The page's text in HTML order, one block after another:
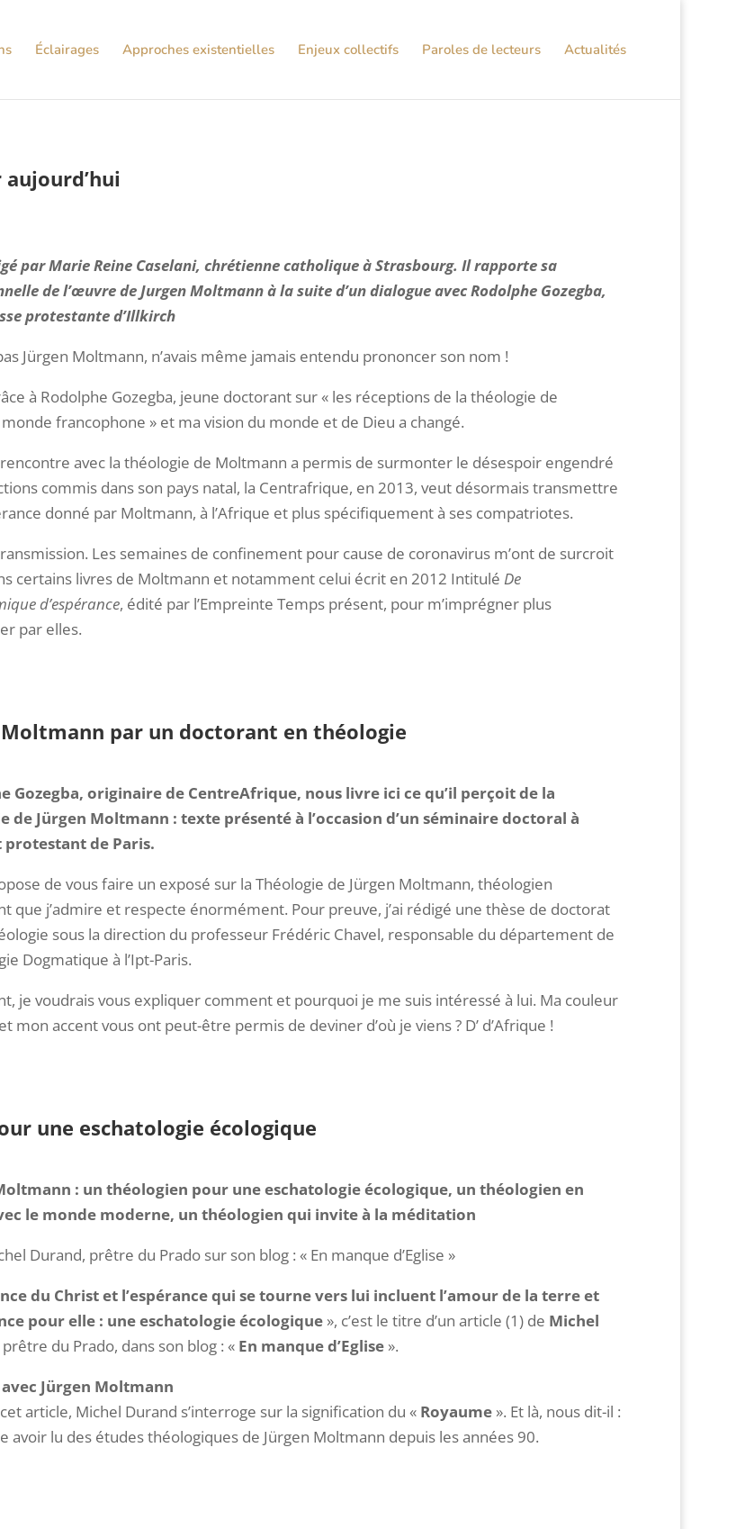
Éclairages Approches existentielles Enjeux collectifs Paroles de lecteurs Actualités
par Marie Reine Caselani, chrétienne catholique à Strasbourg. Il rapporte sa
de l’œuvre de Jurgen Moltmann à la suite d’un dialogue avec Rodolphe Gozegba,
protestante d’Illkirch
Jürgen Moltmann, n’avais même jamais entendu prononcer son nom !
à Rodolphe Gozegba, jeune doctorant sur « les réceptions de la théologie de
francophone » et ma vision du monde et de Dieu a changé.
avec la théologie de Moltmann a permis de surmonter le désespoir engendré
commis dans son pays natal, la Centrafrique, en 2013, veut désormais transmettre
donné par Moltmann, à l’Afrique et plus spécifiquement à ses compatriotes.
Les semaines de confinement pour cause de coronavirus m’ont de surcroit
certains livres de Moltmann et notamment celui écrit en 2012 Intitulé De
d’espérance, édité par l’Empreinte Temps présent, pour m’imprégner plus
par elles.
Moltmann par un doctorant en théologie
Gozegba, originaire de CentreAfrique, nous livre ici ce qu’il perçoit de la
de Jürgen Moltmann : texte présenté à l’occasion d’un séminaire doctoral à
protestant de Paris.
de vous faire un exposé sur la Théologie de Jürgen Moltmann, théologien
que j’admire et respecte énormément. Pour preuve, j’ai rédigé une thèse de doctorat
sous la direction du professeur Frédéric Chavel, responsable du département de
Dogmatique à l’Ipt-Paris.
je voudrais vous expliquer comment et pourquoi je me suis intéressé à lui. Ma couleur
mon accent vous ont peut-être permis de deviner d’où je viens ? D’ d’Afrique !
une eschatologie écologique
: un théologien pour une eschatologie écologique, un théologien en
le monde moderne, un théologien qui invite à la méditation
Durand, prêtre du Prado sur son blog : « En manque d’Eglise »
du Christ et l’espérance qui se tourne vers lui incluent l’amour de la terre et
pour elle : une eschatologie écologique », c’est le titre d’un article (1) de Michel
prêtre du Prado, dans son blog : « En manque d’Eglise ».
Jürgen Moltmann
article, Michel Durand s’interroge sur la signification du « Royaume ». Et là, nous dit-il :
avoir lu des études théologiques de Jürgen Moltmann depuis les années 90.